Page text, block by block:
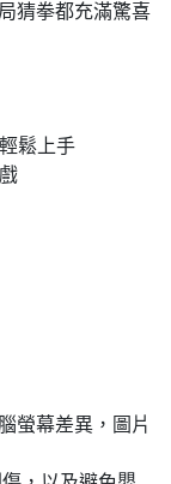
猜拳都充滿驚喜
鬆上手
螢幕差異，圖片